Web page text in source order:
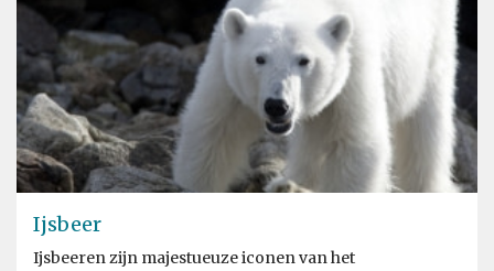
Ijsbeer
Ijsbeeren zijn majestueuze iconen van het